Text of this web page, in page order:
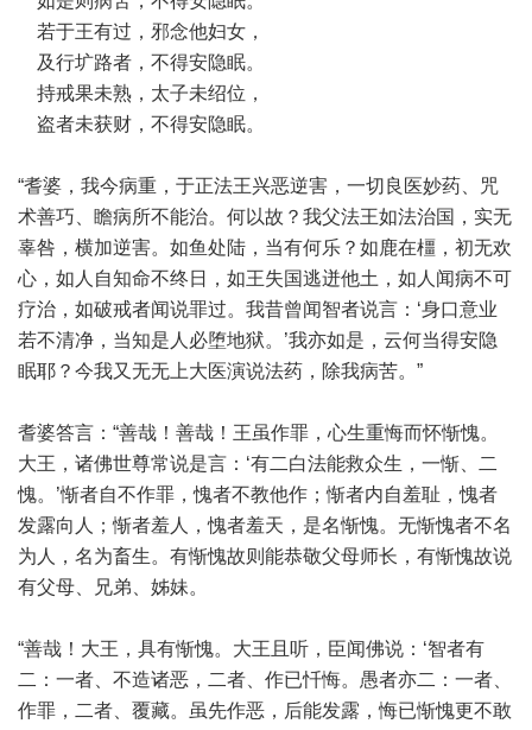
若于王有过，邪念他妇女，
及行圹路者，不得安隐眠。
持戒果未熟，太子未绍位，
盗者未获财，不得安隐眠。
“耆婆，我今病重，于正法王兴恶逆害，一切良医妙药、咒
术善巧、瞻病所不能治。何以故？我父法王如法治国，实无
辜咎，横加逆害。如鱼处陆，当有何乐？如鹿在橿，初无欢
心，如人自知命不终日，如王失国逃迸他土，如人闻病不可
疗治，如破戒者闻说罪过。我昔曾闻智者说言：‘身口意业
若不清净，当知是人必堕地狱。’我亦如是，云何当得安隐
眠耶？今我又无无上大医演说法药，除我病苦。”
耆婆答言：“善哉！善哉！王虽作罪，心生重悔而怀惭愧。
大王，诸佛世尊常说是言：‘有二白法能救众生，一惭、二
愧。’惭者自不作罪，愧者不教他作；惭者内自羞耻，愧者
发露向人；惭者羞人，愧者羞天，是名惭愧。无惭愧者不名
为人，名为畜生。有惭愧故则能恭敬父母师长，有惭愧故说
有父母、兄弟、姊妹。
“善哉！大王，具有惭愧。大王且听，臣闻佛说：‘智者有
二：一者、不造诸恶，二者、作已忏悔。愚者亦二：一者、
作罪，二者、覆藏。虽先作恶，后能发露，悔已惭愧更不敢